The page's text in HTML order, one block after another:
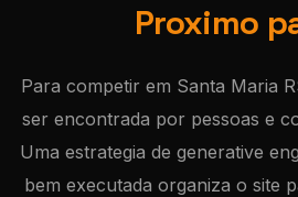
Proximo
Para competir em Santa Maria
ser encontrada por pessoas e
Uma estrategia de generative
bem executada organiza o site